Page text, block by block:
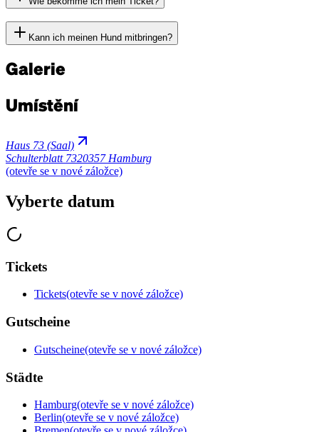
Kann ich meinen Hund mitbringen?
Galerie
Umístění
Haus 73 (Saal)
Schulterblatt 7320357 Hamburg
(otevře se v nové záložce)
Vyberte datum
Tickets
Tickets(otevře se v nové záložce)
Gutscheine
Gutscheine(otevře se v nové záložce)
Städte
Hamburg(otevře se v nové záložce)
Berlin(otevře se v nové záložce)